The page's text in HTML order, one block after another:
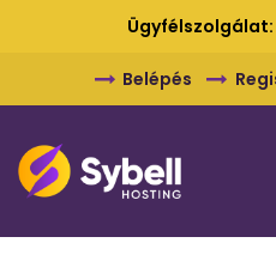
Ügyfélszolgálat:
Belépés